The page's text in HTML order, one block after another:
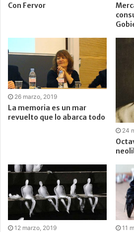
Con Fervor
26 marzo, 2019
La memoria es un mar
revuelto que lo abarca todo
24
12 marzo, 2019 11